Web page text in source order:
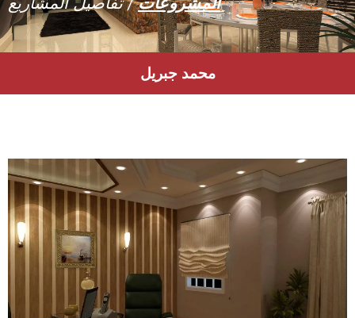
محمد جبريل